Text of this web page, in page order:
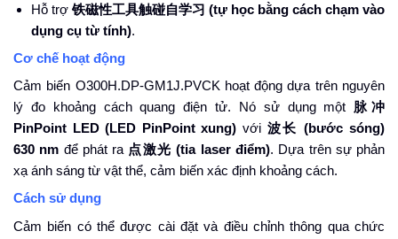
Hỗ trợ 铁磁性工具触碰自学习 (tự học bằng cách chạm vào
dụng cụ từ tính).
Cơ chế hoạt động
Cảm biến O300H.DP-GM1J.PVCK hoạt động dựa trên nguyên
lý đo khoảng cách quang điện tử. Nó sử dụng một 脉冲
PinPoint LED (LED PinPoint xung) với 波长 (bước sóng)
630 nm để phát ra 点激光 (tia laser điểm). Dựa trên sự phản
xạ ánh sáng từ vật thể, cảm biến xác định khoảng cách.
Cách sử dụng
Cảm biến có thể được cài đặt và điều chỉnh thông qua chức